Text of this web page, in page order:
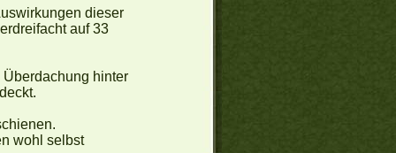
dieser
auf 33
hinter
wohl selbst